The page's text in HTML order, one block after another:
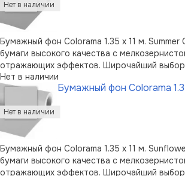
Бумажный фон Colorama 1.35 x 11 м. Summer
бумаги высокого качества с
отражающих эффектов. Широчайший
пользуется огромной популярностью
Можно перерабатывать вторично.
хранение в случае прим …
Нет в наличии
Бумажный фон Colorama
Бумажный фон Colorama 1.35 x 11 м.
бумаги высокого качества с
отражающих эффектов. Широчайший